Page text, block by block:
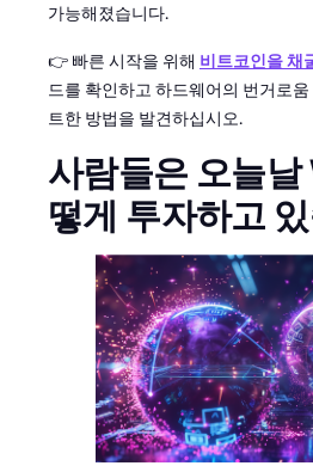
가능해졌습니다.
👉 빠른 시작을 위해 비트코인을 채
드를 확인하고 하드웨어의 번거로
트한 방법을 발견하십시오.
사람들은 오늘
떻게 투자하고